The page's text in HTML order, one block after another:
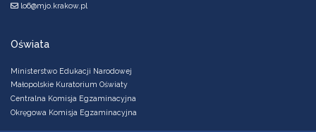
lo6@mjo.krakow.pl
Oświata
Ministerstwo Edukacji Narodowej
Małopolskie Kuratorium Oświaty
Centralna Komisja Egzaminacyjna
Okręgowa Komisja Egzaminacyjna